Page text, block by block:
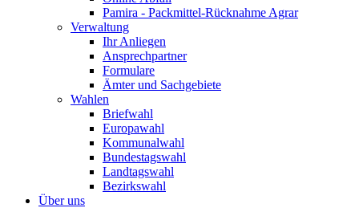
Pamira - Packmittel-Rücknahme Agrar
Verwaltung
Ihr Anliegen
Ansprechpartner
Formulare
Ämter und Sachgebiete
Wahlen
Briefwahl
Europawahl
Kommunalwahl
Bundestagswahl
Landtagswahl
Bezirkswahl
Über uns